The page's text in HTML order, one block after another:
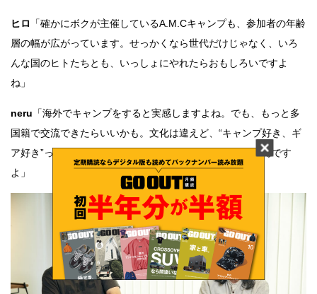
ヒロ
「確かにボクが主催しているA.M.Cキャンプも、参加者の年齢
層の幅が広がっています。せっかくなら世代だけじゃなく、いろ
んな国のヒトたちとも、いっしょにやれたらおもしろいですよ
ね」
neru 「海外でキャンプをすると実感しますよね。でも、もっと多
国籍で交流できたらいいかも。文化は違えど、“キャンプ好き、ギ
ア好き”って部分は共通しているから、やりやすいと思うんです
よ」